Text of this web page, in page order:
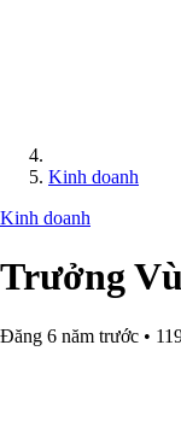
Kinh doanh
Kinh doanh
Trưởng
Đăng 6 năm trước •